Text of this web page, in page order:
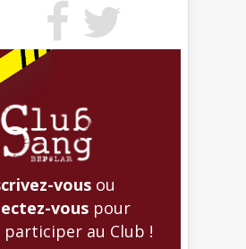
vous ou
vous pour
au Club !